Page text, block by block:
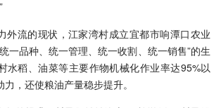
外流的现状，江家湾村成立宜都市响潭口农业
一品种、统一管理、统一收割、统一销售”的生
水稻、油菜等主要作物机械化作业率达95%以
力，还使粮油产量稳步提升。